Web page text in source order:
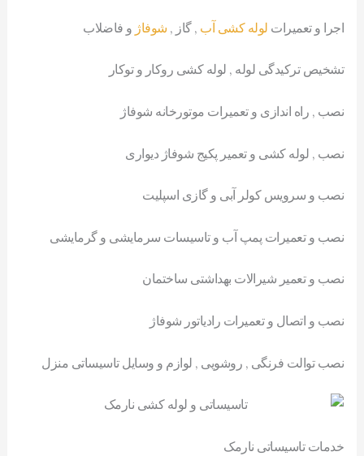
اجرا و تعمیرات لوله کشی آب , گاز , شوفاژ و فاضلاب
تشخیص ترکیدگی لوله , لوله کشی روکار و توکار
نصب , راه اندازی و تعمیرات موتورخانه شوفاژ
نصب , لوله کشی و تعمیر پکیج شوفاژ دیواری
نصب و سرویس کولر آبی و گازی اسپلیت
نصب و تعمیرات پمپ آب و تاسیسات سرمایشی و گرمایشی
نصب و تعمیر شیرالات بهداشتی ساختمان
نصب و اتصال و تعمیرات رادیاتور شوفاژ
نصب توالت فرنگی , روشویی , لوازم و وسایل تاسیساتی منزل
خدمات تاسیساتی نارمک